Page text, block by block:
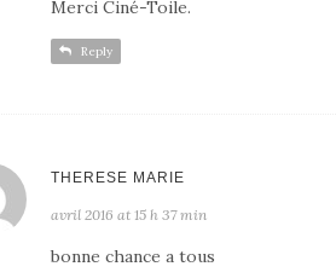
Merci Ciné-Toile.
Reply
THERESE MARIE
avril 2016 at 15 h 37 min
bonne chance a tous